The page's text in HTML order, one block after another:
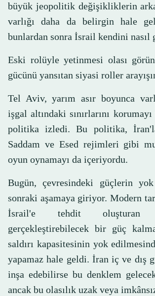
büyük jeopolitik değişikliklerin
varlığı daha da belirgin hale
bunlardan sonra İsrail kendini nasıl
Eski rolüyle yetinmesi olası
gücünü yansıtan siyasi roller
Tel Aviv, yarım asır boyunca
işgal altındaki sınırlarını
politika izledi. Bu politika,
Saddam ve Esed rejimleri gibi
oyun oynamayı da içeriyordu.
Bugün, çevresindeki güçlerin
sonraki aşamaya giriyor. Modern
İsrail'e tehdit
gerçekleştirebilecek bir güç
saldırı kapasitesinin yok
yapamaz hale geldi. İran iç ve dış
inşa edebilirse bu denklem
ancak bu olasılık uzak veya